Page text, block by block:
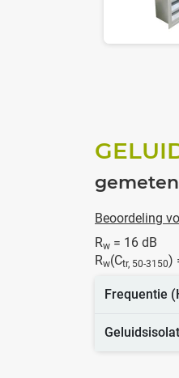
gemeten
Beoordeling
Rw = 16 dB
Rw(Ctr, 50-3150)
Frequentie